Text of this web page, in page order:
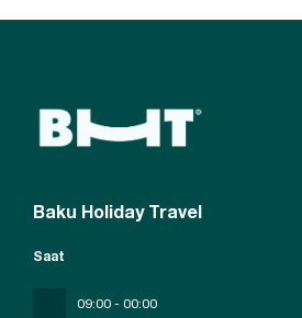
Baku Holiday Travel
Saat
09:00 - 00:00